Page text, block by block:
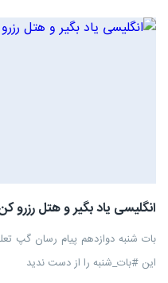
انگلیسی یاد بگیر و هتل رزرو
بات شنبه دوازدهم پیام رسان گپ
این #بات_شنبه را از دست ندید